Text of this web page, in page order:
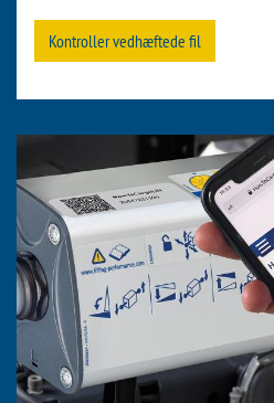
Kontroller vedhæftede fil